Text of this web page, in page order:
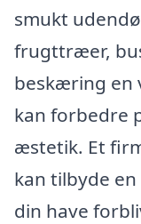
smukt
frugttræer,
beskæring en
kan forbedre
æstetik. Et
kan tilbyde
din have